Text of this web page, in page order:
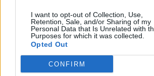
I want to opt-out of Collection, Use,
Retention, Sale, and/or Sharing of my
Personal Data that Is Unrelated with
Purposes for which it was collected.
Opted Out
CONFIRM
poilsio zonai – sėdmaišiai.
Patogiausias būdasSUŽINOTI DAUGIAU
naujienas mūsų „Facebook” paskyroje!